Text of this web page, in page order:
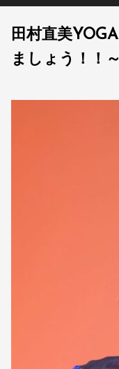
田村直美
ましょう！！～